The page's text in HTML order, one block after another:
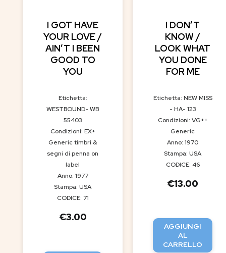
I GOT HAVE
YOUR LOVE /
AIN’T I BEEN
GOOD TO
YOU
Etichetta:
WESTBOUND- WB
55403
Condizioni: EX+
Generic timbri &
segni di penna on
label
Anno: 1977
Stampa: USA
CODICE: 71
€3.00
I DON’T
KNOW /
LOOK WHAT
YOU DONE
FOR ME
Etichetta: NEW MISS
- HA- 123
Condizioni: VG++
Generic
Anno: 1970
Stampa: USA
CODICE: 46
€13.00
AGGIUNGI
AL
CARRELLO